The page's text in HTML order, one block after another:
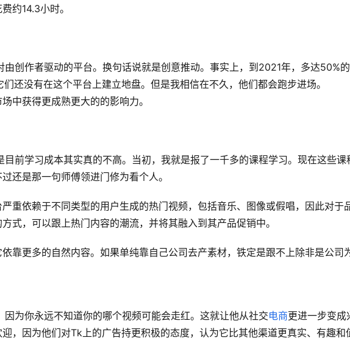
约14.3小时。
由创作者驱动的平台。换句话说就是创意推动。事实上，到2021年，多达50%
还没有在这个平台上建立地盘。但是我相信在不久，他们都会跑步进场。
中获得更成熟更大的的影响力。
前学习成本其实真的不高。当初，我就是报了一千多的课程学习。现在这些课
还是那一句师傅领进门修为看个人。
重依赖于不同类型的用户生成的热门视频，包括音乐、图像或假唱，因此对于
式，可以跟上热门内容的潮流，并将其融入到其产品促销中。
靠更多的自然内容。如果单纯靠自己公司去产素材，铁定是跟不上除非是公司
为你永远不知道你的哪个视频可能会走红。这就让他从社交电商更进一步变成
，因为他们对Tk上的广告持更积极的态度，认为它比其他渠道更真实、有趣和